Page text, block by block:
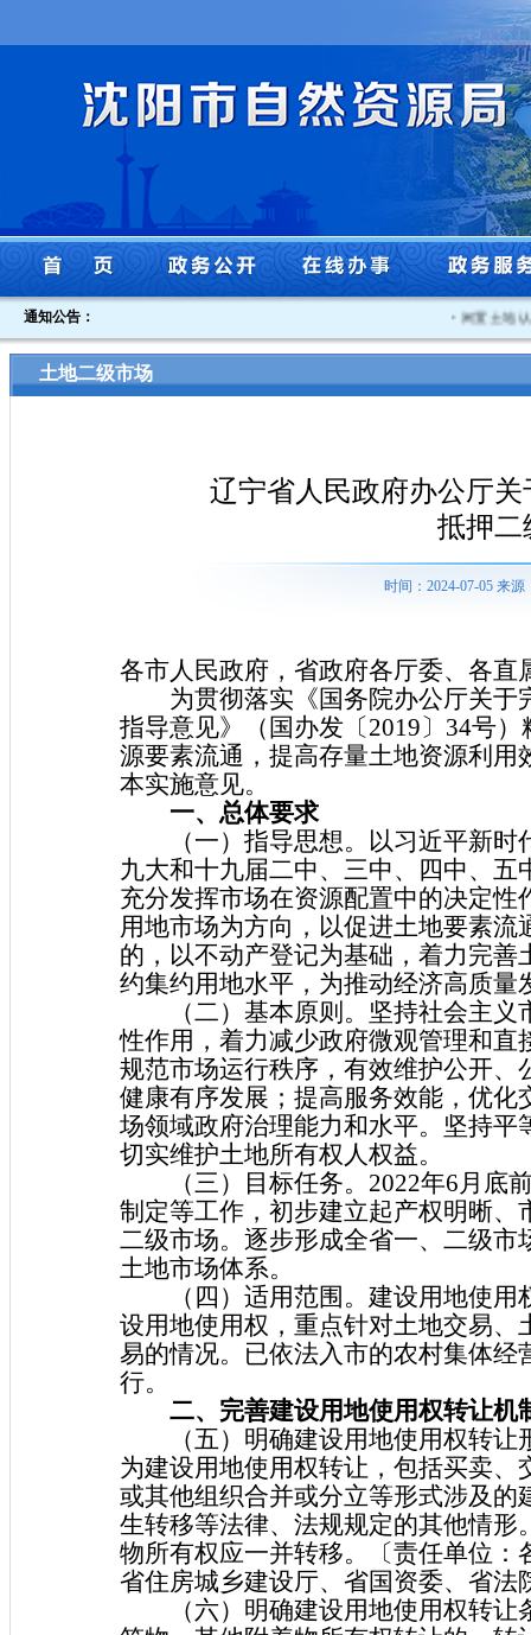
通知公告： 闲置土地认
土地二级市场
辽宁省人民政府办公厅
抵押二
时间：2024-07-05 来
各市人民政府，省政府各厅委、各直
为贯彻落实《国务院办公厅关于
指导意见》（国办发〔2019〕34号
源要素流通，提高存量土地资源利
本实施意见。
一、总体要求
（一）指导思想。以习近平新时
九大和十九届二中、三中、四中、
充分发挥市场在资源配置中的决定
用地市场为方向，以促进土地要素
的，以不动产登记为基础，着力完
约集约用地水平，为推动经济高质量
（二）基本原则。坚持社会主义
性作用，着力减少政府微观管理和
规范市场运行秩序，有效维护公开
健康有序发展；提高服务效能，优
场领域政府治理能力和水平。坚持
切实维护土地所有权人权益。
（三）目标任务。2022年6月底前
制定等工作，初步建立起产权明晰
二级市场。逐步形成全省一、二级
土地市场体系。
（四）适用范围。建设用地使用
设用地使用权，重点针对土地交易
易的情况。已依法入市的农村集体
行。
二、完善建设用地使用权转让机
（五）明确建设用地使用权转让
为建设用地使用权转让，包括买卖
或其他组织合并或分立等形式涉及
生转移等法律、法规规定的其他情
物所有权应一并转移。〔责任单位
省住房城乡建设厅、省国资委、省法
（六）明确建设用地使用权转让